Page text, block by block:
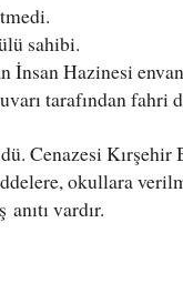
sahibi.
İnsan Hazinesi
tarafından fahri
Cenazesi Kırşehir
okullara
anıtı vardır.